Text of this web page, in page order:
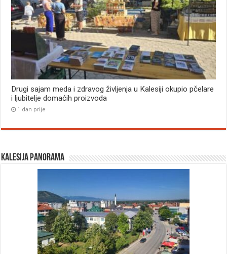
Drugi sajam meda i zdravog življenja u Kalesiji okupio pčelare
i ljubitelje domaćih proizvoda
1 dan prije
Kalesija panorama